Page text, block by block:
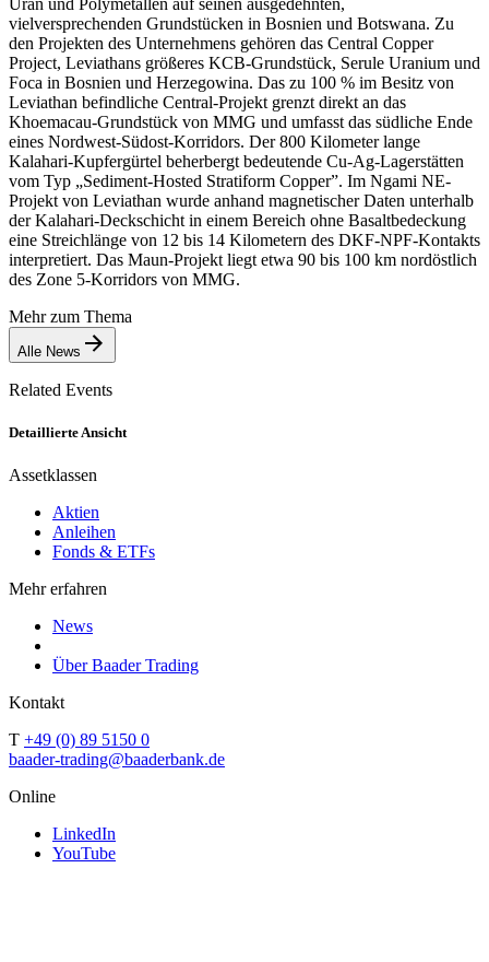
vielversprechenden Grundstücken in Bosnien und Botswana. Zu
den Projekten des Unternehmens gehören das Central Copper
Project, Leviathans größeres KCB-Grundstück, Serule Uranium und
Foca in Bosnien und Herzegowina. Das zu 100 % im Besitz von
Leviathan befindliche Central-Projekt grenzt direkt an das
Khoemacau-Grundstück von MMG und umfasst das südliche Ende
eines Nordwest-Südost-Korridors. Der 800 Kilometer lange
Kalahari-Kupfergürtel beherbergt bedeutende Cu-Ag-Lagerstätten
vom Typ „Sediment-Hosted Stratiform Copper”. Im Ngami NE-
Projekt von Leviathan wurde anhand magnetischer Daten unterhalb
der Kalahari-Deckschicht in einem Bereich ohne Basaltbedeckung
eine Streichlänge von 12 bis 14 Kilometern des DKF-NPF-Kontakts
interpretiert. Das Maun-Projekt liegt etwa 90 bis 100 km nordöstlich
des Zone 5-Korridors von MMG.
Mehr zum Thema
Alle News
Related Events
Detaillierte Ansicht
Assetklassen
Aktien
Anleihen
Fonds & ETFs
Mehr erfahren
News
Über Baader Trading
Kontakt
T +49 (0) 89 5150 0
baader-trading@baaderbank.de
Online
LinkedIn
YouTube